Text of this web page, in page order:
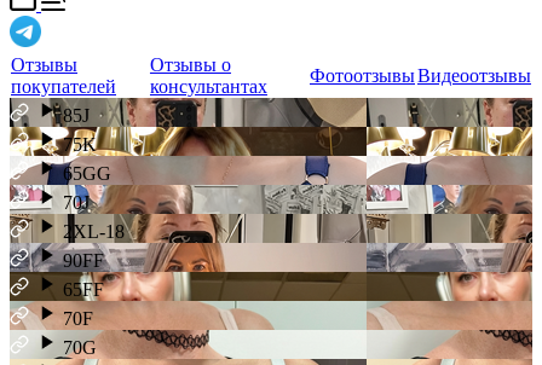
Отзывы
покупателей
Отзывы о
консультантах
ФотоотзывыВидеоотзывы
85J
75K
65GG
70J
2XL-18
90FF
65FF
70F
70G